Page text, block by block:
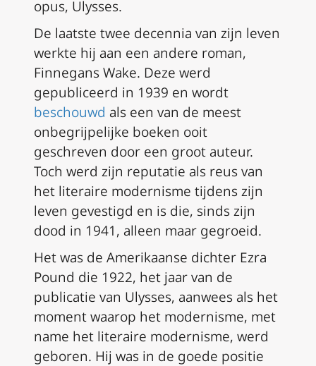
opus, Ulysses.
De laatste twee decennia van zijn leven
werkte hij aan een andere roman,
Finnegans Wake. Deze werd
gepubliceerd in 1939 en wordt
beschouwd als een van de meest
onbegrijpelijke boeken ooit
geschreven door een groot auteur.
Toch werd zijn reputatie als reus van
het literaire modernisme tijdens zijn
leven gevestigd en is die, sinds zijn
dood in 1941, alleen maar gegroeid.
Het was de Amerikaanse dichter Ezra
Pound die 1922, het jaar van de
publicatie van Ulysses, aanwees als het
moment waarop het modernisme, met
name het literaire modernisme, werd
geboren. Hij was in de goede positie